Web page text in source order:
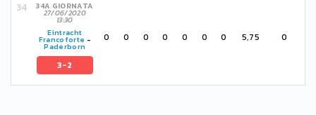
34A GIORNATA
27/06/2020
13:30
Eintracht
Francoforte -
Paderborn
3-2
0 0 0 0 0 0 0 5,75 0